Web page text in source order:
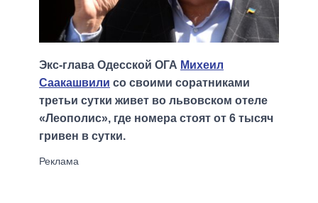
Экс-глава Одесской ОГА Михеил
Саакашвили со своими соратниками
третьи сутки живет во львовском отеле
«Леополис», где номера стоят от 6 тысяч
гривен в сутки.